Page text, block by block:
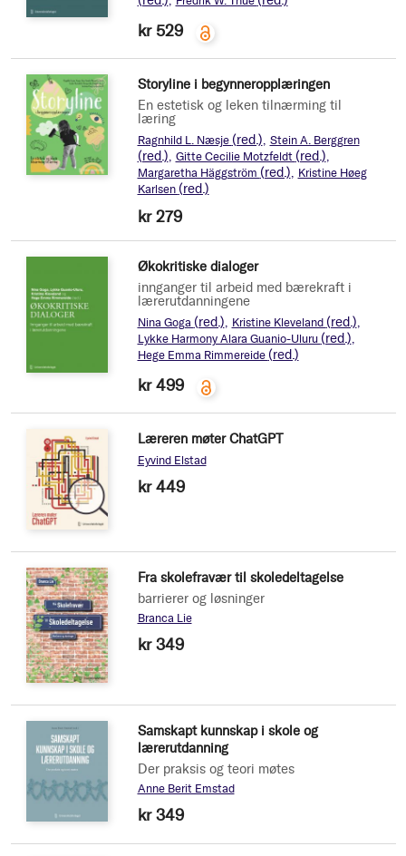
kr 529
Storyline i begynneropplæringen
En estetisk og leken tilnærming til
læring
Ragnhild L. Næsje (red.) Stein A. Berggren
(red.) Gitte Cecilie Motzfeldt (red.)
Margaretha Häggström (red.)
Kristine Høeg
Karlsen (red.)
kr 279
Økokritiske dialoger
innganger til arbeid med bærekraft i
lærerutdanningene
Nina Goga (red.) Kristine Kleveland (red.)
Lykke Harmony Alara Guanio-Uluru (red.)
Hege Emma Rimmereide (red.)
kr 499
Læreren møter ChatGPT
Eyvind Elstad
kr 449
Fra skolefravær til skoledeltagelse
barrierer og løsninger
Branca Lie
kr 349
Samskapt kunnskap i skole og
lærerutdanning
Der praksis og teori møtes
Anne Berit Emstad
kr 349